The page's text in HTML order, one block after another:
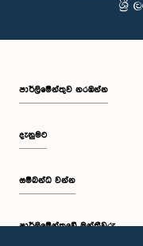
පාර්ලි‌මේන්තුව නරඹන්න
දැනුමට
සම්බන්ධ වන්න
පාර්ලි‌මේන්තුවේ මන්ත්‍රීවරු